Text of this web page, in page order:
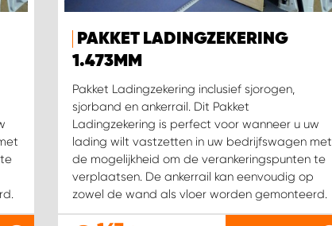
PAKKET LADINGZEKERING
1.473MM
Pakket Ladingzekering inclusief sjorogen,
sjorband en ankerrail. Dit Pakket
Ladingzekering is perfect voor wanneer u uw
lading wilt vastzetten in uw bedrijfswagen met
de mogelijkheid om de verankeringspunten te
verplaatsen. De ankerrail kan eenvoudig op
zowel de wand als vloer worden gemonteerd.